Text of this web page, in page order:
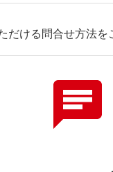
ける問合せ方法を